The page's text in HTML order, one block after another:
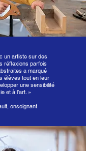
un artiste sur des
réflexions parfois
a marqué
élèves tout en leur
une sensibilité
et à l’art. »
enseignant